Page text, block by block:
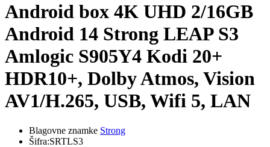
Android box 4K UHD 2/16GB
Android 14 Strong LEAP S3
Amlogic S905Y4 Kodi 20+
HDR10+, Dolby Atmos, Vision
AV1/H.265, USB, Wifi 5, LAN
Blagovne znamke Strong
Šifra:SRTLS3